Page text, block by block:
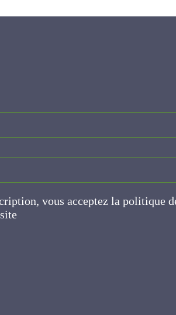
vous acceptez la politique
site